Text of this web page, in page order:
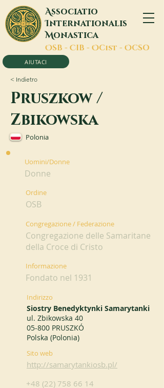
Associatio
Internationalis
Monastica
OSB - CIB - OCist - OCSO
AIUTACI
< Indietro
Pruszkow /
Zbikowska
Polonia
Uomini/Donne
Donne
Ordine
OSB
Congregazione / Federazione
Congregazione delle Samaritane
della Croce di Cristo
Informazione
Fondato nel 1931
Indirizzo
Siostry Benedyktynki Samarytanki
ul. Zbikowska 40
05-800 PRUSZKÓ
Polska (Polonia)
Sito web
http://samarytankiosb.pl/
+48 (22) 758 66 14